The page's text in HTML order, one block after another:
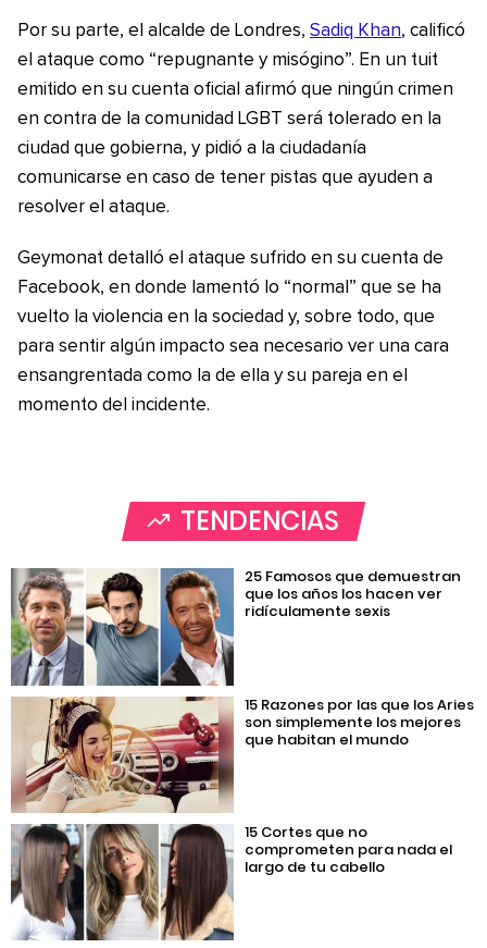
Por su parte, el alcalde de Londres, Sadiq Khan, calificó
el ataque como “repugnante y misógino”. En un tuit
emitido en su cuenta oficial afirmó que ningún crimen
en contra de la comunidad LGBT será tolerado en la
ciudad que gobierna, y pidió a la ciudadanía
comunicarse en caso de tener pistas que ayuden a
resolver el ataque.
Geymonat detalló el ataque sufrido en su cuenta de
Facebook, en donde lamentó lo “normal” que se ha
vuelto la violencia en la sociedad y, sobre todo, que
para sentir algún impacto sea necesario ver una cara
ensangrentada como la de ella y su pareja en el
momento del incidente.
TENDENCIAS
25 Famosos que demuestran
que los años los hacen ver
ridículamente sexis
15 Razones por las que los Aries
son simplemente los mejores
que habitan el mundo
15 Cortes que no
comprometen para nada el
largo de tu cabello